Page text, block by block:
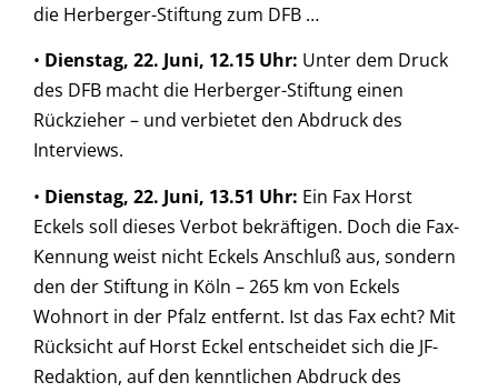
die Herberger-Stiftung zum DFB …
• Dienstag, 22. Juni, 12.15 Uhr: Unter dem Druck
des DFB macht die Herberger-Stiftung einen
Rückzieher – und verbietet den Abdruck des
Interviews.
• Dienstag, 22. Juni, 13.51 Uhr: Ein Fax Horst
Eckels soll dieses Verbot bekräftigen. Doch die Fax-
Kennung weist nicht Eckels Anschluß aus, sondern
den der Stiftung in Köln – 265 km von Eckels
Wohnort in der Pfalz entfernt. Ist das Fax echt? Mit
Rücksicht auf Horst Eckel entscheidet sich die JF-
Redaktion, auf den kenntlichen Abdruck des